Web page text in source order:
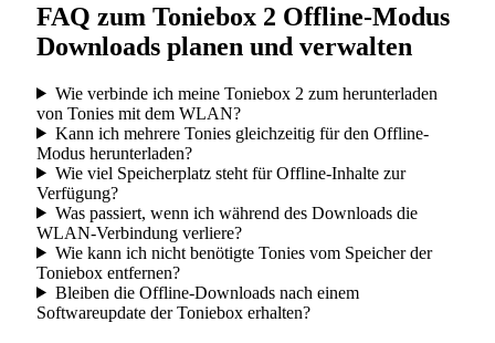
FAQ zum Toniebox 2 Offline-Modus
Downloads planen und verwalten
Wie verbinde ich meine Toniebox 2 zum herunterladen
von Tonies mit dem WLAN?
Kann ich mehrere Tonies gleichzeitig für den Offline-
Modus herunterladen?
Wie viel Speicherplatz steht für Offline-Inhalte zur
Verfügung?
Was passiert, wenn ich während des Downloads die
WLAN-Verbindung verliere?
Wie kann ich nicht benötigte Tonies vom Speicher der
Toniebox entfernen?
Bleiben die Offline-Downloads nach einem
Softwareupdate der Toniebox erhalten?